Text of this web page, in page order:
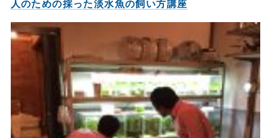
人のための採った淡水魚の飼い方講座